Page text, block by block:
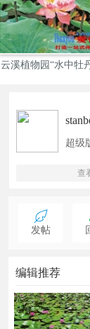
东湖花式亲水处处是
超级
查
发帖
编辑推荐